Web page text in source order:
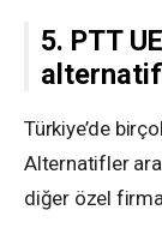
5. PTT
Türkiye’de
Alternatifler
diğer özel